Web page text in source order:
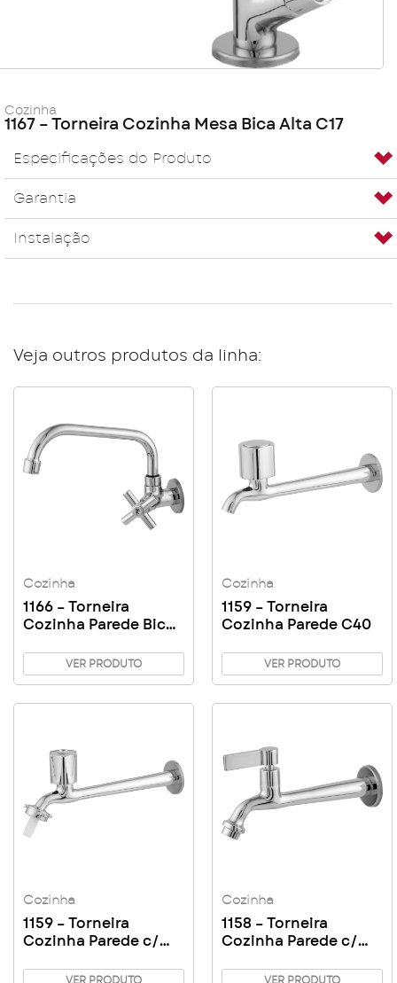
Cozinha
1167 – Torneira Cozinha Mesa Bica Alta C17
Especificações do Produto
Garantia
Instalação
Veja outros produtos da linha:
Cozinha
1166 – Torneira
Cozinha Parede Bica
VER PRODUTO
Cozinha
1159 – Torneira
Cozinha Parede C40
VER PRODUTO
Cozinha
1159 – Torneira
Cozinha Parede c/
VER PRODUTO
Cozinha
1158 – Torneira
Cozinha Parede c/
VER PRODUTO